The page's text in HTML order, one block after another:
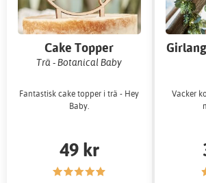
Cake Topper
Trä - Botanical Baby
Fantastisk cake topper i trä - Hey
Baby.
49 kr
Vacker